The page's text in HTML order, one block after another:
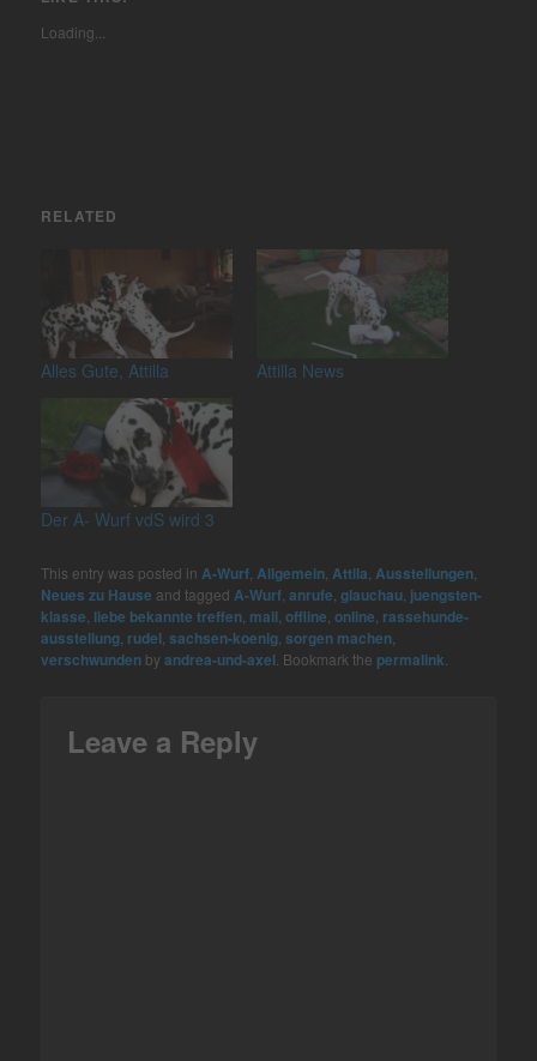
Loading...
RELATED
Alles Gute, Attilla Attilla News
Der A- Wurf vdS wird 3
This entry was posted inA-Wurf,Allgemein,Attila,Ausstellungen,
Neues zu Hause and taggedA-Wurf,anrufe,glauchau, juengsten-
klasse, liebe bekannte treffen, mail,offline,online, rassehunde-
ausstellung, rudel,sachsen-koenig,sorgen machen,
verschwunden byandrea-und-axel. Bookmark the permalink.
Leave a Reply